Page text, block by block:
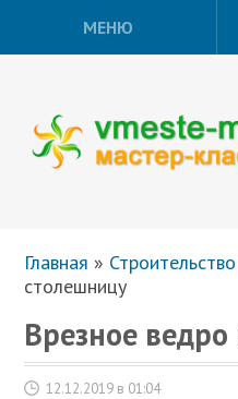
МЕНЮ
Главная » Строительство
столешницу
Врезное
12.12.2019 в 01:04